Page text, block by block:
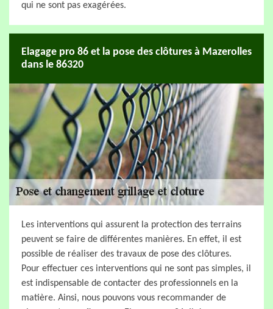
qui ne sont pas exagérées.
Elagage pro 86 et la pose des clôtures à Mazerolles
dans le 86320
Les interventions qui assurent la protection des terrains
peuvent se faire de différentes manières. En effet, il est
possible de réaliser des travaux de pose des clôtures.
Pour effectuer ces interventions qui ne sont pas simples, il
est indispensable de contacter des professionnels en la
matière. Ainsi, nous pouvons vous recommander de